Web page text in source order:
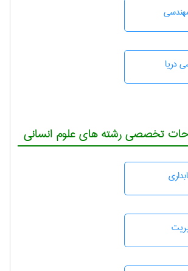
دریا
تخصصی رشته های علوم انسانی